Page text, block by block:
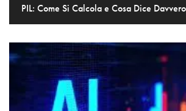
PIL: Come Si Calcola e Cosa Dice